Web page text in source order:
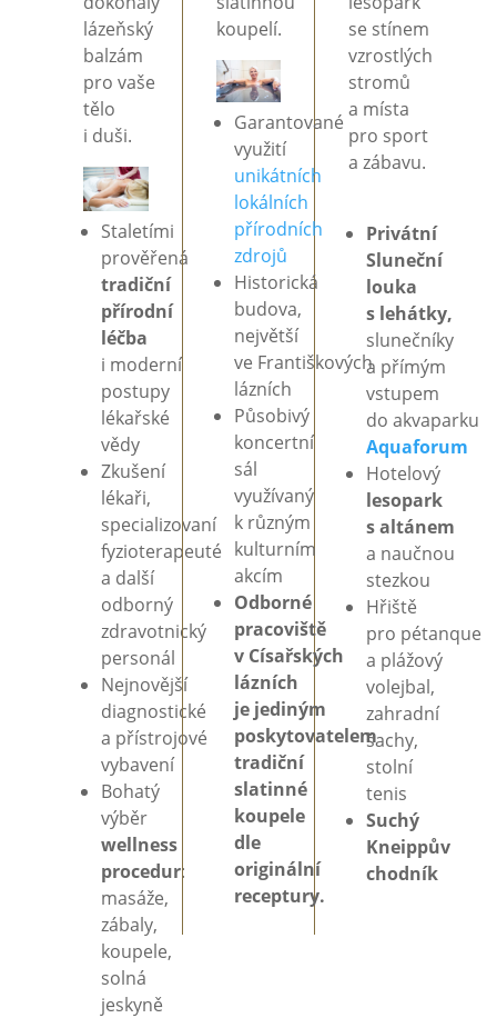
lázeňský
balzám
pro vaše
tělo
i duši.
Staletími
prověřená
tradiční
přírodní
léčba
i moderní
postupy
lékařské
vědy
Zkušení
lékaři,
specializovaní
fyzioterapeuté
a další
odborný
zdravotnický
personál
Nejnovější
diagnostické
a přístrojové
vybavení
Bohatý
výběr
wellness
procedur:
masáže,
zábaly,
koupele,
solná
jeskyně
koupelí.
Garantované
využití
unikátních
lokálních
přírodních
zdrojů
Historická
budova,
největší
ve Františkových
lázních
Působivý
koncertní
sál
využívaný
k různým
kulturním
akcím
Odborné
pracoviště
v Císařských
lázních
je jediným
poskytovatelem
tradiční
slatinné
koupele
dle
originální
receptury.
se stínem
vzrostlých
stromů
a místa
pro sport
a zábavu.
Privátní
Sluneční
louka
s lehátky,
slunečníky
a přímým
vstupem
do akvaparku
Aquaforum
Hotelový
lesopark
saltánem
a naučnou
stezkou
Hřiště
pro pétanque
a plážový
volejbal,
zahradní
šachy,
stolní
tenis
Suchý
Kneippův
chodník